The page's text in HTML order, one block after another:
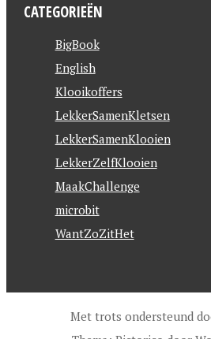
CATEGORIEËN
BigBook
English
Klooikoffers
LekkerSamenKletsen
LekkerSamenKlooien
LekkerZelfKlooien
MaakChallenge
microbit
WantZoZitHet
Met trots ondersteund